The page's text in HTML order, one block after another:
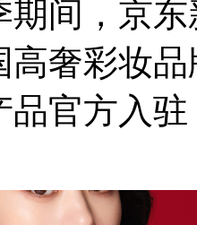
期间，京
高奢彩妆
品官方入驻